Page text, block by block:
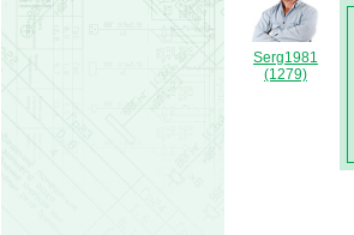
Serg1981
(1279)